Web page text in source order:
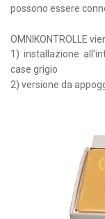
possono essere
OMNIKONTROLLE
1) installazione
case grigio
2) versione da